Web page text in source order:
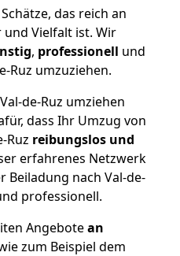
das reich an
und Vielfalt ist. Wir
, professionell und
Ruz umzuziehen.
de-Ruz umziehen
dass Ihr Umzug von
Ruz reibungslos und
erfahrenes Netzwerk
Beiladung nach Val-de-
professionell.
Angebotean
zum Beispiel dem